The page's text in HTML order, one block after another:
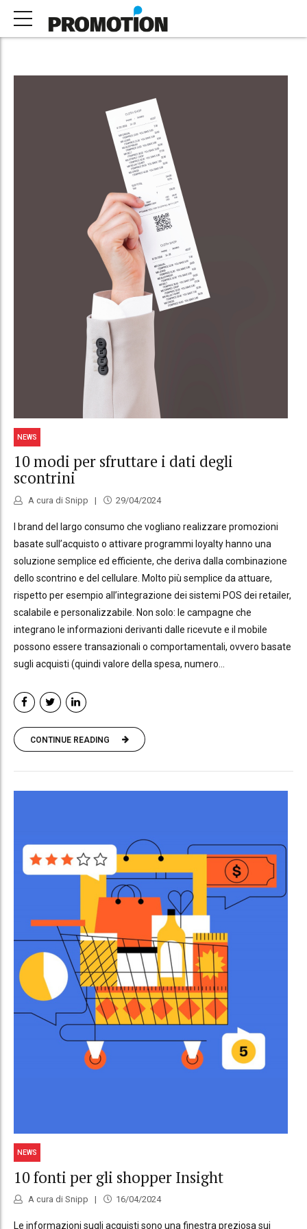
NEWS
10 modi per sfruttare i dati degli
scontrini
A cura di Snipp 29/04/2024
I brand del largo consumo che vogliano realizzare promozioni
basate sull’acquisto o attivare programmi loyalty hanno una
soluzione semplice ed efficiente, che deriva dalla combinazione
dello scontrino e del cellulare. Molto più semplice da attuare,
rispetto per esempio all’integrazione dei sistemi POS dei retailer,
scalabile e personalizzabile. Non solo: le campagne che
integrano le informazioni derivanti dalle ricevute e il mobile
possono essere transazionali o comportamentali, ovvero basate
sugli acquisti (quindi valore della spesa, numero...
CONTINUE READING
NEWS
10 fonti per gli shopper Insight
A cura di Snipp 16/04/2024
Le informazioni sugli acquisti sono una finestra preziosa sui